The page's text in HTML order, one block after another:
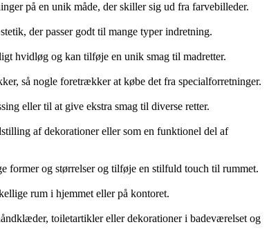
på en unik måde, der skiller sig ud fra farvebilleder.
der passer godt til mange typer indretning.
hvidløg og kan tilføje en unik smag til madretter.
så nogle foretrækker at købe det fra specialforretninger.
eller til at give ekstra smag til diverse retter.
af dekorationer eller som en funktionel del af
former og størrelser og tilføje en stilfuld touch til rummet.
rum i hjemmet eller på kontoret.
toiletartikler eller dekorationer i badeværelset og